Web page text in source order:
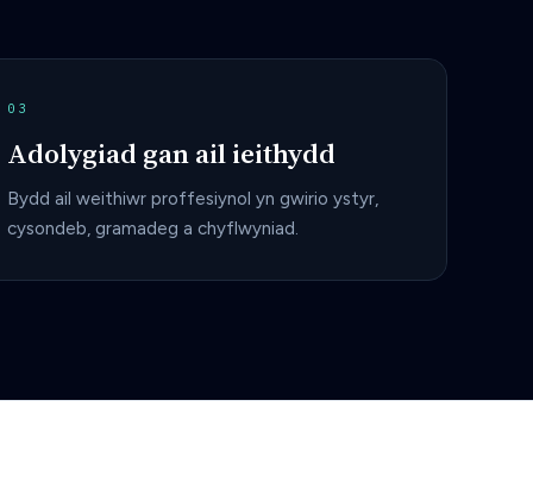
03
Adolygiad gan ail ieithydd
Bydd ail weithiwr proffesiynol yn gwirio ystyr,
cysondeb, gramadeg a chyflwyniad.